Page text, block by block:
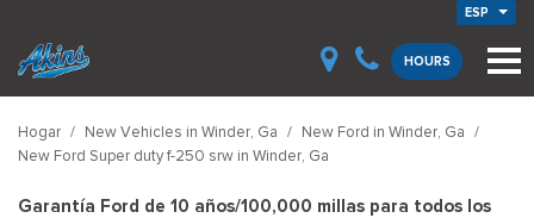
ESP
HOURS
Hogar / New Vehicles in Winder, Ga / New Ford in Winder, Ga /
New Ford Super duty f-250 srw in Winder, Ga
Garantía Ford de 10 años/100,000 millas para todos los